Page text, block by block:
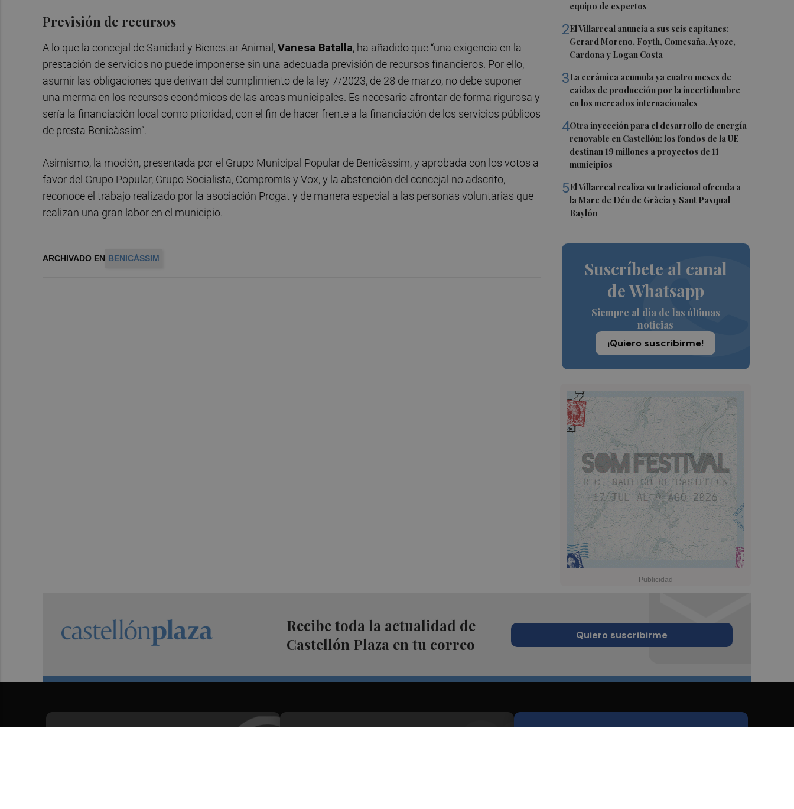
equipo de expertos
2El Villarreal anuncia a sus seis capitanes:
Gerard Moreno, Foyth, Comesaña, Ayoze,
Cardona y Logan Costa
3La cerámica acumula ya cuatro meses de
caídas de producción por la incertidumbre
en los mercados internacionales
4Otra inyección para el desarrollo de energía
renovable en Castellón: los fondos de la UE
destinan 19 millones a proyectos de 11
municipios
5El Villarreal realiza su tradicional ofrenda a
la Mare de Déu de Gràcia y Sant Pasqual
Baylón
Suscríbete al canal
de Whatsapp
Siempre al día de las últimas
noticias
¡Quiero suscribirme!
Previsión de recursos
A lo que la concejal de Sanidad y Bienestar Animal,Vanesa Batalla, ha añadido que “una exigencia en la
prestación de servicios no puede imponerse sin una adecuada previsión de recursos financieros. Por ello,
asumir las obligaciones que derivan del cumplimiento de la ley 7/2023, de 28 de marzo, no debe suponer
una merma en los recursos económicos de las arcas municipales. Es necesario afrontar de forma rigurosa y
sería la financiación local como prioridad, con el fin de hacer frente a la financiación de los servicios públicos
de presta Benicàssim”.
Asimismo, la moción, presentada por el Grupo Municipal Popular de Benicàssim, y aprobada con los votos a
favor del Grupo Popular, Grupo Socialista, Compromís y Vox, y la abstención del concejal no adscrito,
reconoce el trabajo realizado por la asociación Progat y de manera especial a las personas voluntarias que
realizan una gran labor en el municipio.
ARCHIVADO EN BENICÀSSIM
Recibe toda la actualidad de
Castellón Plaza en tu correo
Quiero suscribirme